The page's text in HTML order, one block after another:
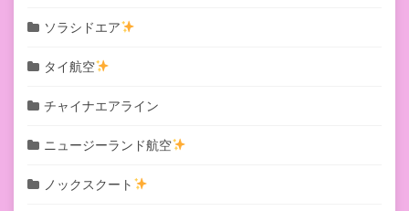
ソラシドエア
タイ航空
チャイナエアライン
ニュージーランド航空
ノックスクート